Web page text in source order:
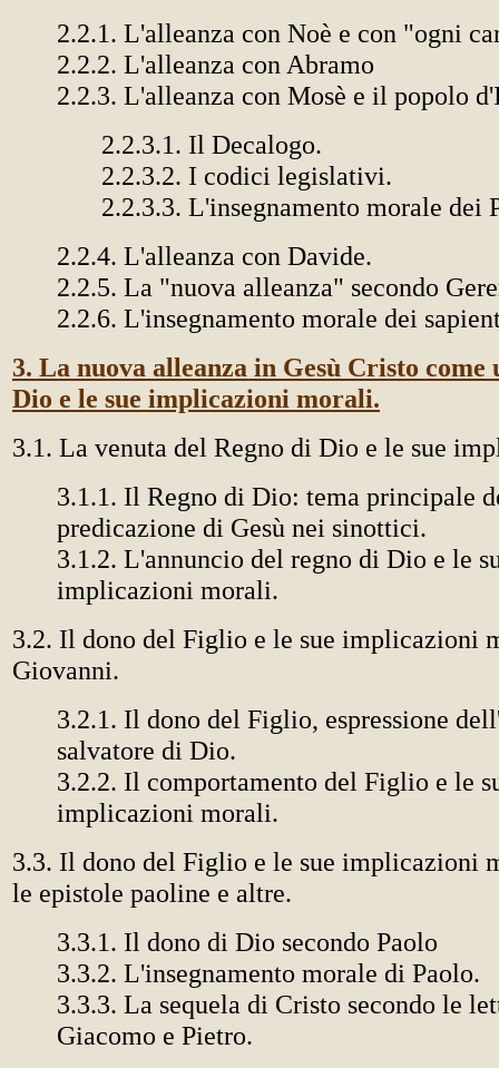
2.2.1. L'alleanza con Noè e con "ogni
2.2.2. L'alleanza con Abramo
2.2.3. L'alleanza con Mosè e il popolo
2.2.3.1. Il Decalogo.
2.2.3.2. I codici legislativi.
2.2.3.3. L'insegnamento morale dei
2.2.4. L'alleanza con Davide.
2.2.5. La "nuova alleanza" secondo
2.2.6. L'insegnamento morale dei
3. La nuova alleanza in Gesù Cristo
Dio e le sue implicazioni morali.
3.1. La venuta del Regno di Dio e le sue
3.1.1. Il Regno di Dio: tema principale
predicazione di Gesù nei sinottici.
3.1.2. L'annuncio del regno di Dio e le
implicazioni morali.
3.2. Il dono del Figlio e le sue implicazioni
Giovanni.
3.2.1. Il dono del Figlio, espressione
salvatore di Dio.
3.2.2. Il comportamento del Figlio e le
implicazioni morali.
3.3. Il dono del Figlio e le sue implicazioni
le epistole paoline e altre.
3.3.1. Il dono di Dio secondo Paolo
3.3.2. L'insegnamento morale di Paolo.
3.3.3. La sequela di Cristo secondo le
Giacomo e Pietro.